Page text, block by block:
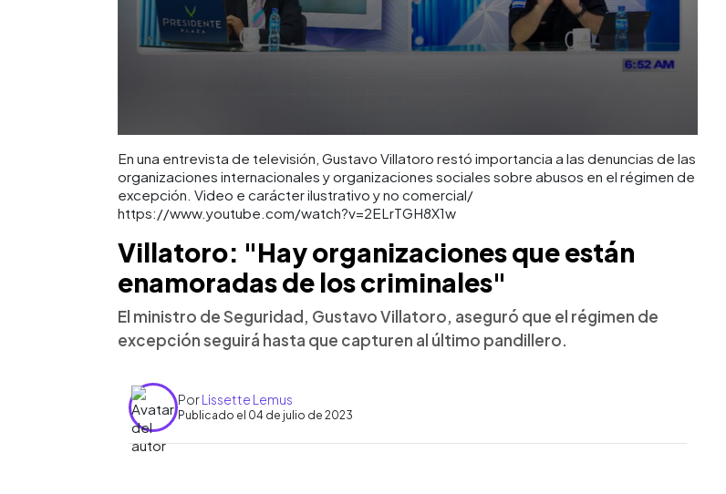
En una entrevista de televisión, Gustavo Villatoro restó importancia a las denuncias de las
organizaciones internacionales y organizaciones sociales sobre abusos en el régimen de
excepción. Video e carácter ilustrativo y no comercial/
https://www.youtube.com/watch?v=2ELrTGH8X1w
Villatoro: "Hay organizaciones que están
enamoradas de los criminales"
El ministro de Seguridad, Gustavo Villatoro, aseguró que el régimen de
excepción seguirá hasta que capturen al último pandillero.
PorLissette Lemus
Publicado el 04 de julio de 2023